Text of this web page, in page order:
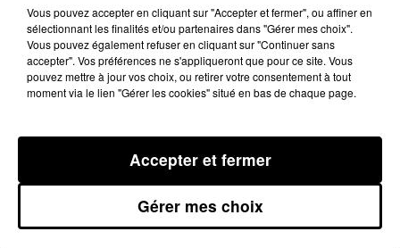
27 juin 2024 - 4 min 27 sec
LES INFOS DU COMMINGES DU 27/06/2024 À
18H00
Podcast infos du Comminges
Vous pouvez accepter en cliquant sur "Accepter et fermer", ou affiner en
sélectionnant les finalités et/ou partenaires dans "Gérer mes choix".
Vous pouvez également refuser en cliquant sur "Continuer sans
accepter". Vos préférences ne s'appliqueront que pour ce site. Vous
pouvez mettre à jour vos choix, ou retirer votre consentement à tout
moment via le lien "Gérer les cookies" situé en bas de chaque page.
Gérer mes choix
Accepter et fermer